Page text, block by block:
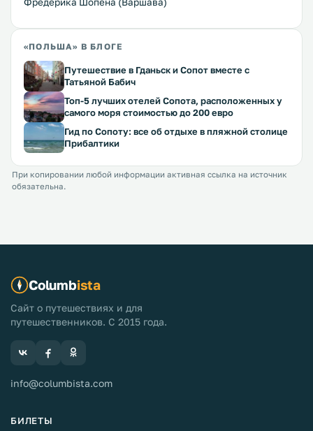
«ПОЛЬША» В БЛОГЕ
Путешествие в Гданьск и Сопот вместе с
Татьяной Бабич
Топ-5 лучших отелей Сопота, расположенных у
самого моря стоимостью до 200 евро
Гид по Сопоту: все об отдыхе в пляжной столице
Прибалтики
При копировании любой информации активная ссылка на источник
обязательна.
Columbista
Сайт о путешествиях и для
путешественников. С 2015 года.
info@columbista.com
БИЛЕТЫ